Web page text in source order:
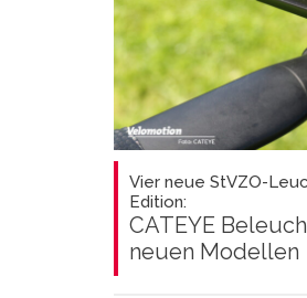
Vier neue StVZO-
Edition:
CATEYE
neuen Modellen